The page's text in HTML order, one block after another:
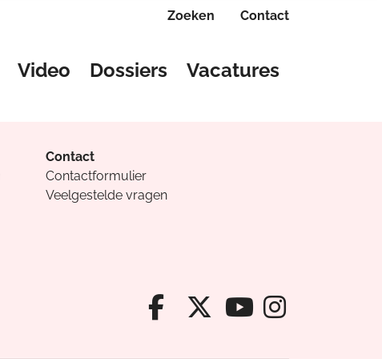
Zoeken Contact
Video Dossiers Vacatures
Contact
Contactformulier
Veelgestelde vragen
Facebook van
X van